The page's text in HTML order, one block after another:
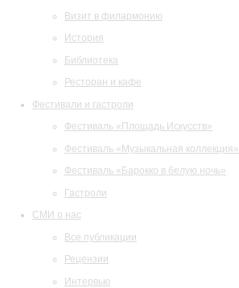
Визит в филармонию
История
Библиотека
Ресторан и кафе
Фестивали и гастроли
Фестиваль «Площадь Искусств»
Фестиваль «Музыкальная коллекция»
Фестиваль «Барокко в белую ночь»
Гастроли
СМИ о нас
Все публикации
Рецензии
Интервью